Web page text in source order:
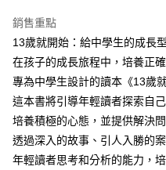
醒簡訊。
2.透過簡訊連結打開帳單後，可選
帳／街口支付／iPASS MONEY」
【注意事項】
用戶於交易時，得透過本服務購買
買賣價金債權讓與本公司後，依約
2.基於同意付款使用「大哥付你分
資料（包含姓名、電話或地址）提
由本公司與您本人進行分期帳單所
１．於結帳方式選擇「AFTEE先享
結帳頁面，進行簡訊認證並確認金
２．訂單成立數日內，您將收到繳
３．收到繳費通知簡訊後14天內，
ATM／網路銀行／等多元方式進行
※ 請注意：結帳手續完成當下不需
購買商品的店家。未經商家同意取
後付繳納相關費用。
※ 交易是否成功請以「AFTEE先
是否繳費成功／繳費後需取消欲退
付款後7-11取貨
每筆NT$70，滿NT$800(含以
每筆NT$70，滿NT$800(含以
離島宅配（澎湖、金門、馬祖
每筆NT$200
銷售重點
13歲就開始：給中學生的成長
在孩子的成長旅程中，培養正
專為中學生設計的讀本《13歲
這本書將引導年輕讀者探索自
培養積極的心態，並提供解決
透過深入的故事、引人入勝的
年輕讀者思考和分析的能力，